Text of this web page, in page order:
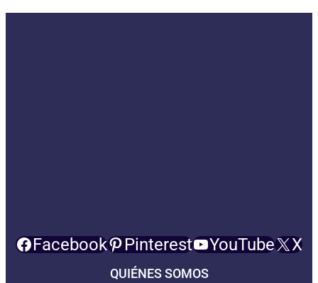
Facebook Pinterest YouTube X
QUIÉNES SOMOS